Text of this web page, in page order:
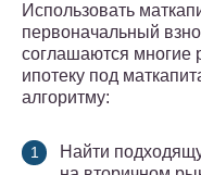
Использовать
первоначальный
соглашаются многие
ипотеку под
алгоритму:
Найти